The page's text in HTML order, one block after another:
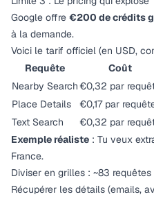
Google offre €200 de crédits
à la demande.
Voici le tarif officiel (en USD,
Requête
Coût
Nearby Search€0,32 par
Place Details
€0,17 par
Text Search
€0,32 par
Exemple réaliste : Tu veux
France.
Diviser en grilles : ~83
Récupérer les détails (emails,